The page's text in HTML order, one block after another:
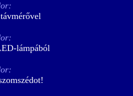
lámpából